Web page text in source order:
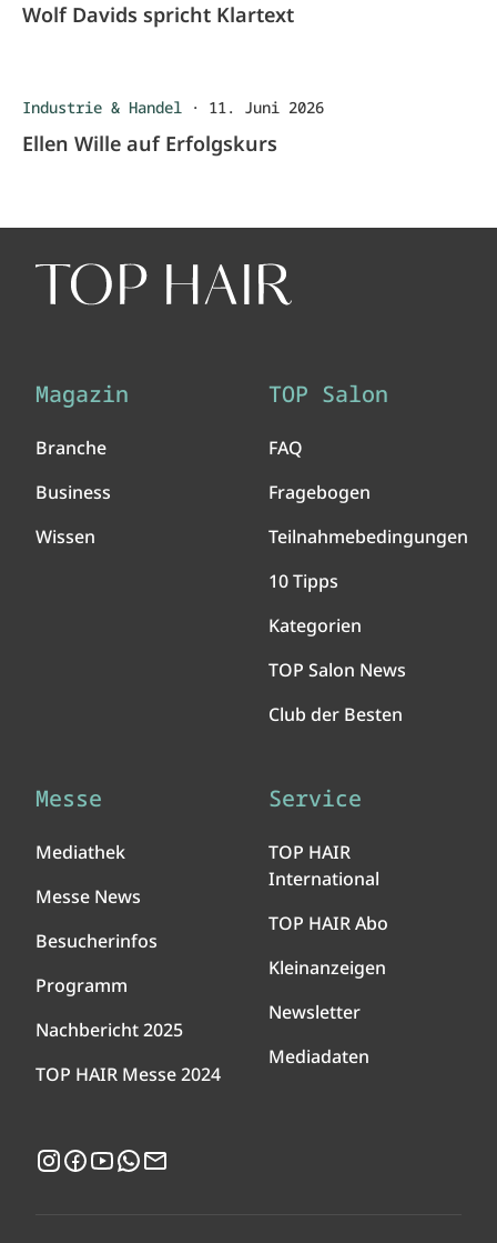
Wolf Davids spricht Klartext
Industrie & Handel · 11. Juni 2026
Ellen Wille auf Erfolgskurs
Magazin
Branche
Business
Wissen
TOP Salon
FAQ
Fragebogen
Teilnahmebedingungen
10 Tipps
Kategorien
TOP Salon News
Club der Besten
Messe
Mediathek
Messe News
Besucherinfos
Programm
Nachbericht 2025
TOP HAIR Messe 2024
Service
TOP HAIR
International
TOP HAIR Abo
Kleinanzeigen
Newsletter
Mediadaten
Instagram
Facebook
YouTubeWhatsApp